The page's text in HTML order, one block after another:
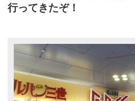
行ってきたぞ！